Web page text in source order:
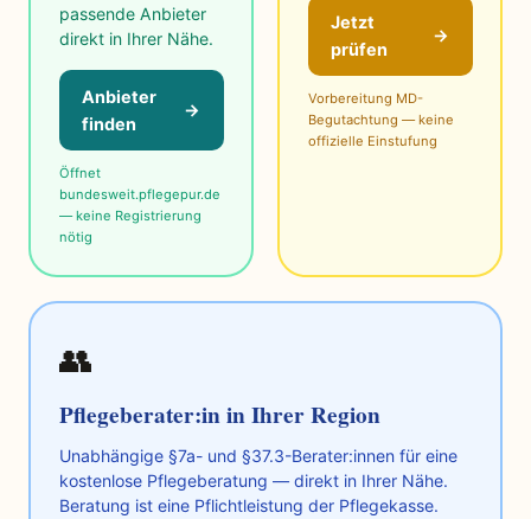
passende Anbieter
direkt in Ihrer Nähe.
Anbieter
finden
→
Öffnet
bundesweit.pflegepur.de
— keine Registrierung
nötig
Jetzt
prüfen
→
Vorbereitung MD-
Begutachtung — keine
offizielle Einstufung
👥
Pflegeberater:in in Ihrer Region
Unabhängige §7a- und §37.3-Berater:innen für eine
kostenlose Pflegeberatung — direkt in Ihrer Nähe.
Beratung ist eine Pflichtleistung der Pflegekasse.